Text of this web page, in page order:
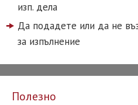
изп. дела
Да подадете или да не
за изпълнение
Полезно